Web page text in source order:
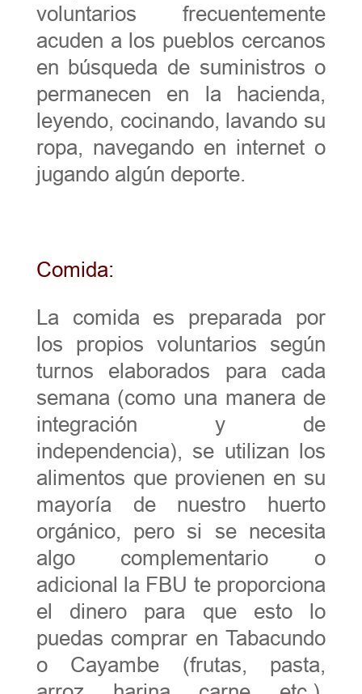
voluntarios frecuentemente
acuden a los pueblos cercanos
en búsqueda de suministros o
permanecen en la hacienda,
leyendo, cocinando, lavando su
ropa, navegando en internet o
jugando algún deporte.
Comida:
La comida es preparada por
los propios voluntarios según
turnos elaborados para cada
semana (como una manera de
integración y de
independencia), se utilizan los
alimentos que provienen en su
mayoría de nuestro huerto
orgánico, pero si se necesita
algo complementario o
adicional la FBU te proporciona
el dinero para que esto lo
puedas comprar en Tabacundo
o Cayambe (frutas, pasta,